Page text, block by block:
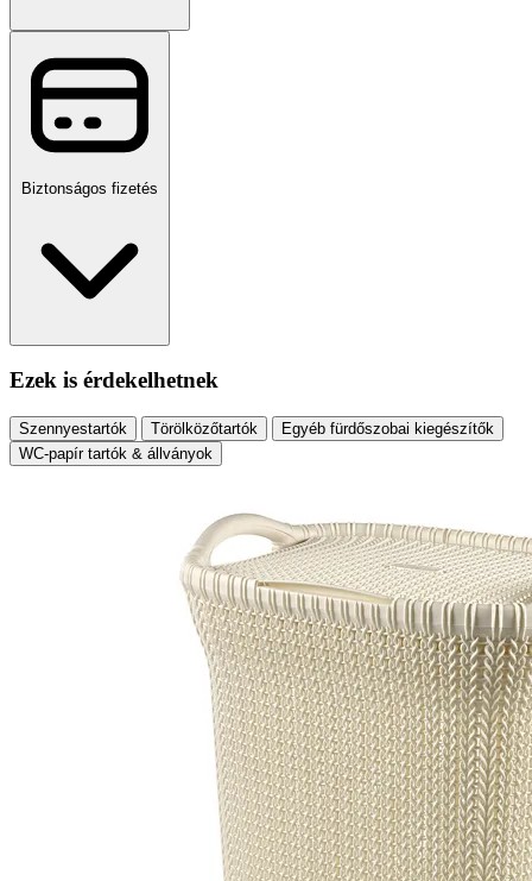
Biztonságos fizetés
Ezek is érdekelhetnek
Szennyestartók Törölközőtartók
Egyéb fürdőszobai kiegészítők
WC-papír tartók & állványok